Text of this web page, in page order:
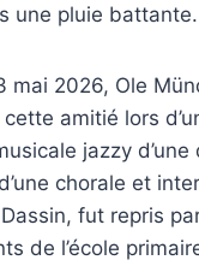
une pluie battante.
mai 2026, Ole
amitié lors
jazzy
chorale et
fut repris
de l’école